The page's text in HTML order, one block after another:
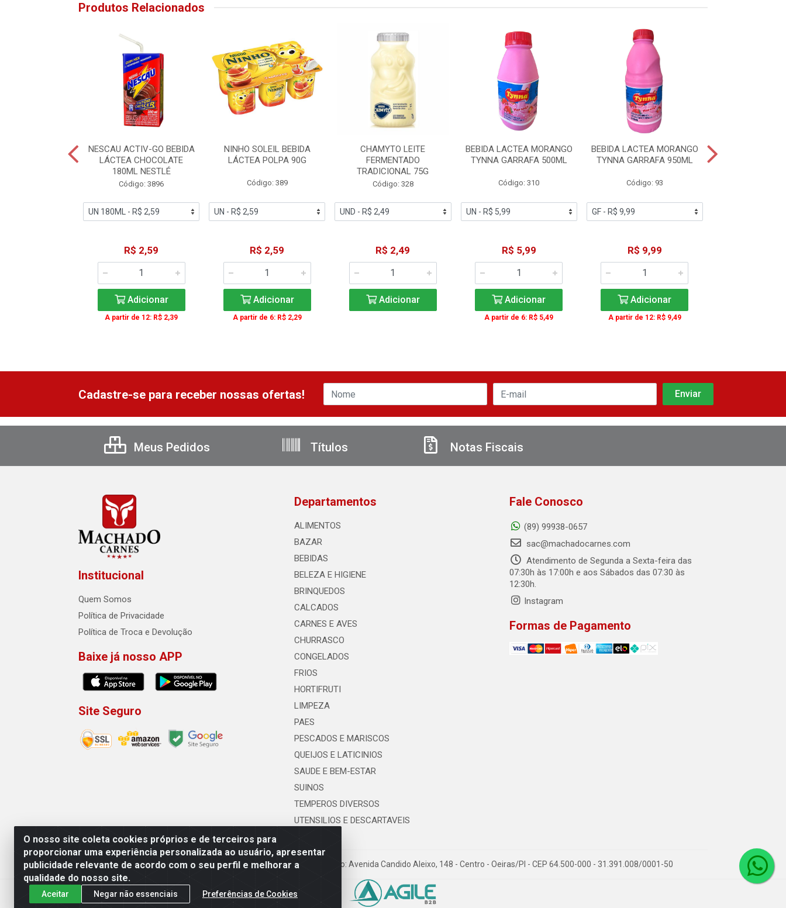
Produtos Relacionados
NESCAU ACTIV-GO BEBIDA
LÁCTEA CHOCOLATE
180ML NESTLÉ
Código: 3896
R$ 2,59
Adicionar
A partir de 12: R$ 2,39
NINHO SOLEIL BEBIDA
LÁCTEA POLPA 90G
Código: 389
R$ 2,59
Adicionar
A partir de 6: R$ 2,29
CHAMYTO LEITE
FERMENTADO
TRADICIONAL 75G
Código: 328
R$ 2,49
Adicionar
BEBIDA LACTEA MORANGO
TYNNA GARRAFA 500ML
Código: 310
R$ 5,99
Adicionar
A partir de 6: R$ 5,49
BEBIDA LACTEA MORANGO
TYNNA GARRAFA 950ML
Código: 93
R$ 9,99
Adicionar
A partir de 12: R$ 9,49
O nosso site coleta cookies próprios e de terceiros para
proporcionar uma experiência personalizada ao usuário, apresentar
publicidade relevante de acordo com o seu perfil e melhorar a
qualidade do nosso site.
Aceitar Negar não essenciais Preferências de Cookies
Cadastre-se para receber nossas ofertas!
Meus Pedidos Títulos Notas Fiscais
Institucional
Quem Somos
Política de Privacidade
Política de Troca e Devolução
Baixe já nosso APP
Site Seguro
Departamentos
ALIMENTOS
BAZAR
BEBIDAS
BELEZA E HIGIENE
BRINQUEDOS
CALCADOS
CARNES E AVES
CHURRASCO
CONGELADOS
FRIOS
HORTIFRUTI
LIMPEZA
PAES
PESCADOS E MARISCOS
QUEIJOS E LATICINIOS
SAUDE E BEM-ESTAR
SUINOS
TEMPEROS DIVERSOS
UTENSILIOS E DESCARTAVEIS
Fale Conosco
(89) 99938-0657
sac@machadocarnes.com
Atendimento de Segunda a Sexta-feira das
07:30h às 17:00h e aos Sábados das 07:30 às
12:30h.
Instagram
Formas de Pagamento
Machado Carnes Distribuidora de Alimentos LTDA - Logradouro: Avenida Candido Aleixo, 148 - Centro - Oeiras/PI - CEP 64.500-000 - 31.391.008/0001-50